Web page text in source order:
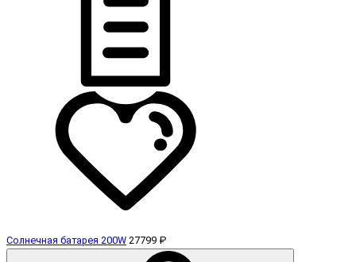
Солнечная батарея 200W 27799 ₽